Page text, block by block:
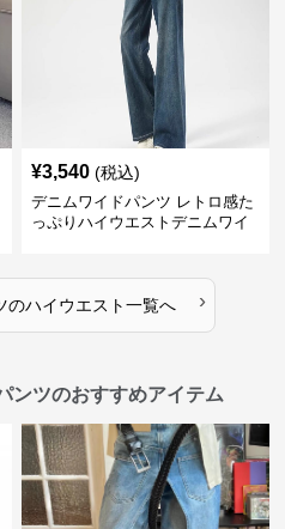
¥3,540 (税込)
デニムワイドパンツ レトロ感た
っぷりハイウエストデニムワイ
のハイウエスト一覧へ ›
ンツのおすすめアイテム